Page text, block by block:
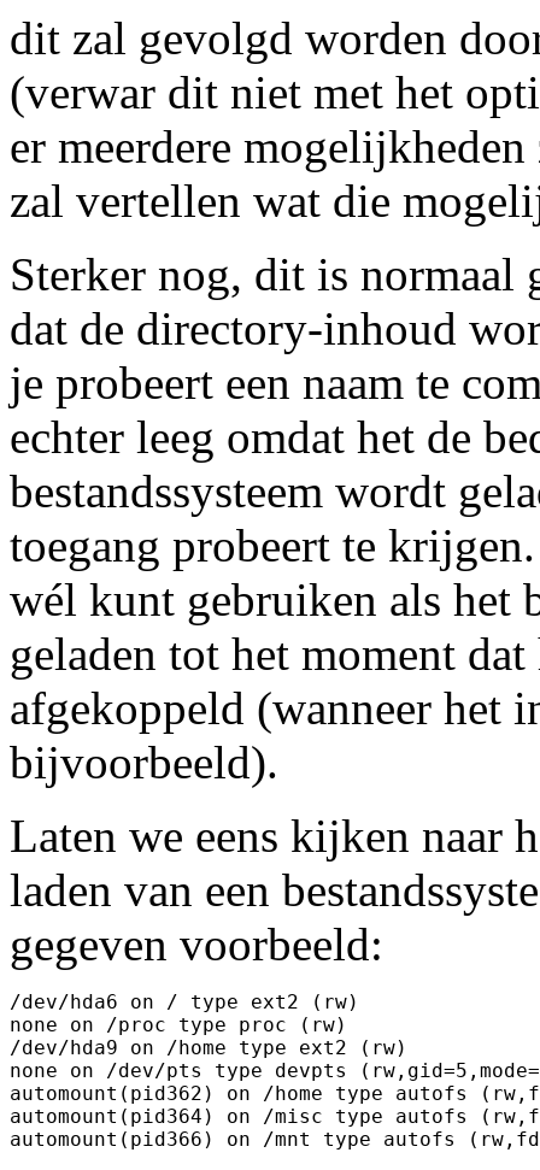
dit zal gevolgd worden
(verwar dit niet met het
er meerdere
zal vertellen wat die
Sterker nog, dit is
dat de directory-inhoud
je probeert een naam te
echter leeg omdat het de
bestandssysteem wordt
toegang probeert te
wél kunt gebruiken als het
geladen tot het moment
afgekoppeld (wanneer
bijvoorbeeld).
Laten we eens kijken naar
laden van een
gegeven voorbeeld:
/dev/hda6 on / type ext2 (rw)
none on /proc type proc (rw)
/dev/hda9 on /home type ext2 (rw)
none on /dev/pts type devpts
automount(pid362) on /home type autofs
automount(pid364) on /misc type autofs